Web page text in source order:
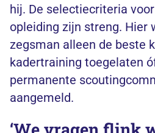
hij. De selectiecriteria
opleiding zijn streng. Hier
zegsman alleen de beste
kadertraining toegelaten
permanente
aangemeld.